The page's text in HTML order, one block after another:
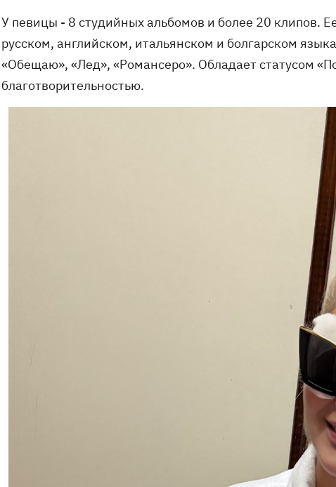
У певицы - 8 студийных альбомов и более 20 клипов.
русском, английском, итальянском и болгарском
«Обещаю», «Лед», «Романсеро». Обладает статусом
благотворительностью.